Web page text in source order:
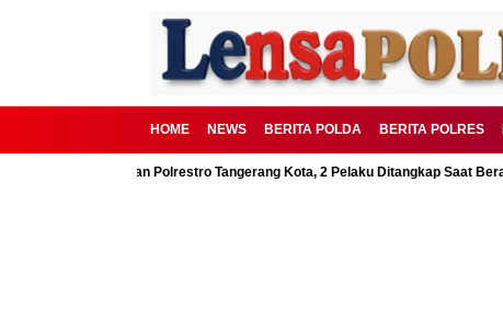
HOME NEWS BERITA POLDA BERITA POLRES
Digagalkan Polrestro Tangerang Kota, 2 Pelaku Ditangkap Saat Beraksi